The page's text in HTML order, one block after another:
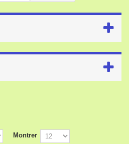
Montrer